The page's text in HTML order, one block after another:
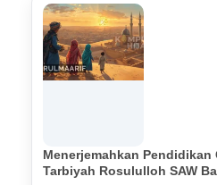
Menerjemahkan Pendidikan
Tarbiyah Rosululloh SAW